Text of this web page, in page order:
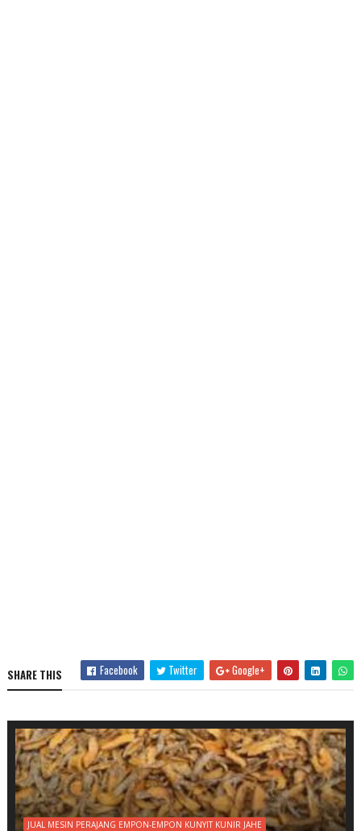
SHARE THIS Facebook Twitter Google+
JUAL MESIN PERAJANG EMPON-EMPON KUNYIT KUNIR JAHE